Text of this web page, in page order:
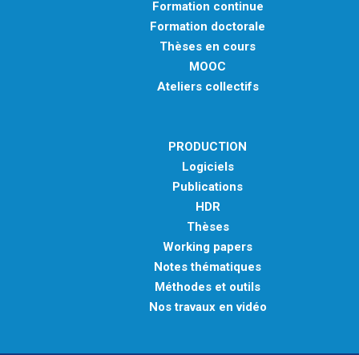
Formation continue
Formation doctorale
Thèses en cours
MOOC
Ateliers collectifs
PRODUCTION
Logiciels
Publications
HDR
Thèses
Working papers
Notes thématiques
Méthodes et outils
Nos travaux en vidéo